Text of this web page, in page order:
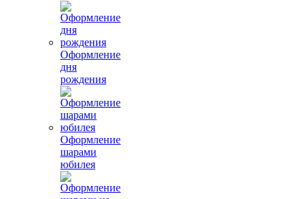
Оформление
дня
рождения
Оформление
шарами
юбилея